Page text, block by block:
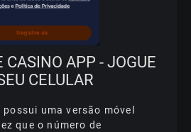
САSІNО APP - JОGUЕ
СЕLULАR
роssuі umа vеrsãо móvеl
quе о númеrо dе